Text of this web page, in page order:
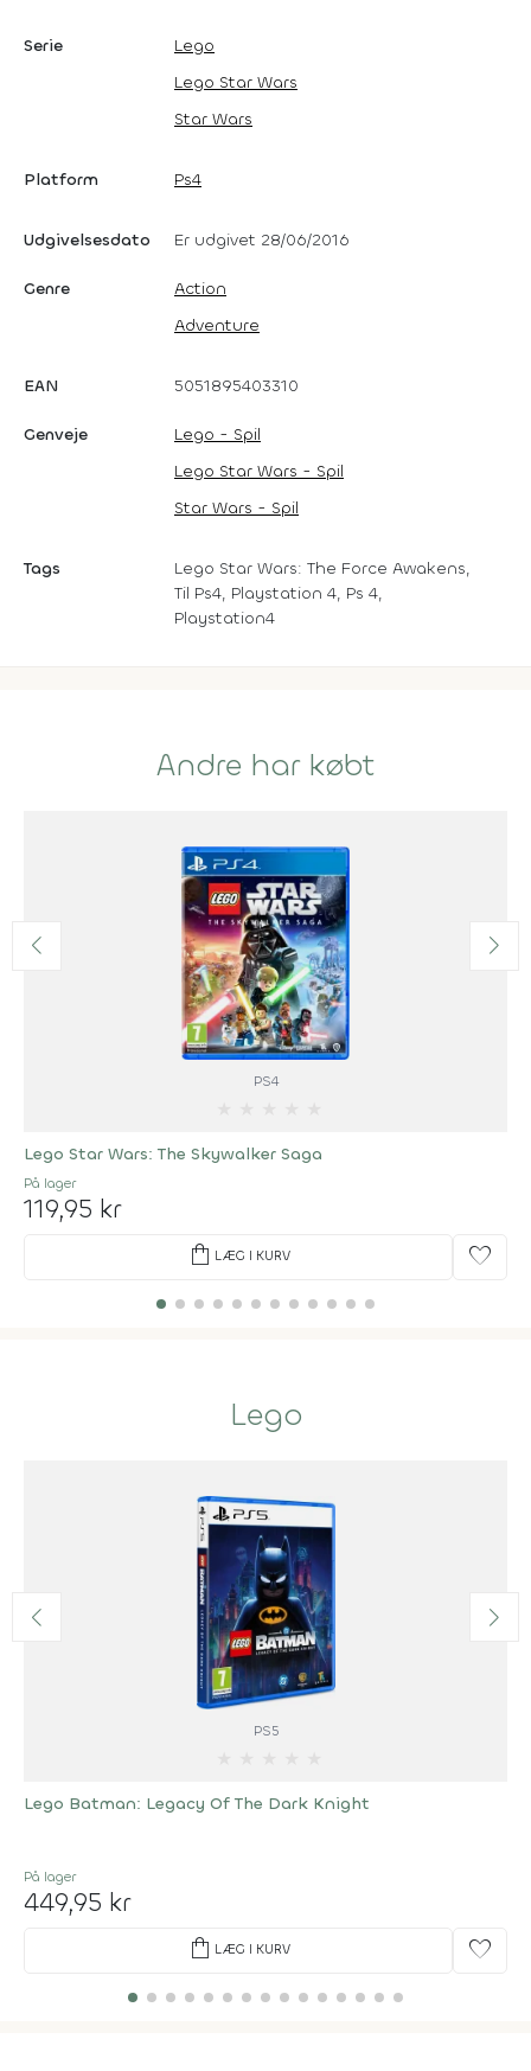
Serie
Lego
Lego Star Wars
Star Wars
Platform Ps4
Udgivelsesdato Er udgivet 28/06/2016
Genre
Action
Adventure
EAN 5051895403310
Genveje
Lego - Spil
Lego Star Wars - Spil
Star Wars - Spil
Tags
Lego Star Wars: The Force Awakens,
Til Ps4, Playstation 4, Ps 4,
Playstation4
Andre har købt
PS4
Lego Star Wars: The Skywalker Saga
På lager
119,95 kr
shopping_bag LÆG I KURV favorite
Lego
PS5
Lego Batman: Legacy Of The Dark Knight
På lager
449,95 kr
shopping_bag LÆG I KURV favorite